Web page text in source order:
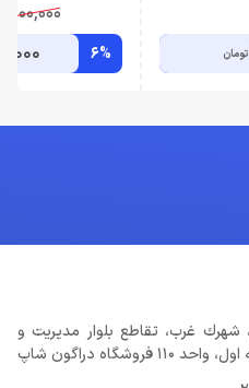
تومان 6%
غرب، تقاطع بلوار مدیریت و
دراگون شاپ